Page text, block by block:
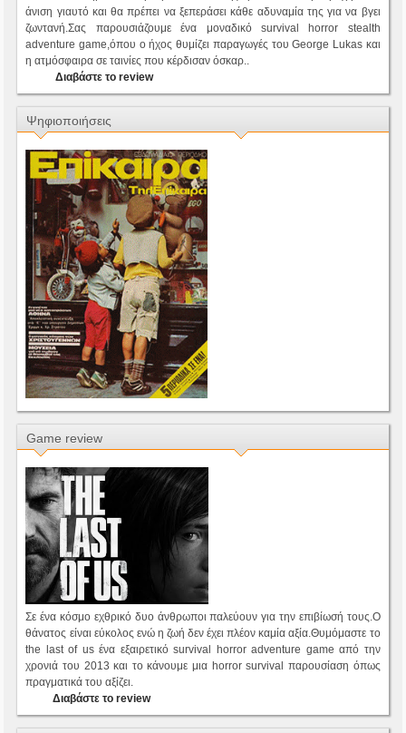
άνιση γιαυτό και θα πρέπει να ξεπεράσει κάθε αδυναμία της για να βγει
ζωντανή.Σας παρουσιάζουμε ένα μοναδικό survival horror stealth
adventure game,όπου ο ήχος θυμίζει παραγωγές του George Lukas και
η ατμόσφαιρα σε ταινίες που κέρδισαν όσκαρ..
Διαβάστε το review
Ψηφιοποιήσεις
Game review
Σε ένα κόσμο εχθρικό δυο άνθρωποι παλεύουν για την επιβίωσή τους.Ο
θάνατος είναι εύκολος ενώ η ζωή δεν έχει πλέον καμία αξία.Θυμόμαστε το
the last of us ένα εξαιρετικό survival horror adventure game από την
χρονιά του 2013 και το κάνουμε μια horror survival παρουσίαση όπως
πραγματικά του αξίζει.
Διαβάστε το review